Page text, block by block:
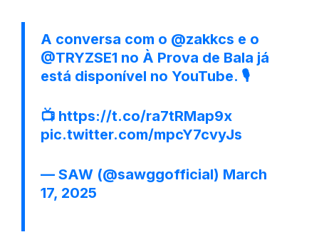
A conversa com o @zakkcs e o
@TRYZSE1 no À Prova de Bala já
está disponível no YouTube. 🎙️
📺 https://t.co/ra7tRMap9x
pic.twitter.com/mpcY7cvyJs
— SAW (@sawggofficial) March
17, 2025